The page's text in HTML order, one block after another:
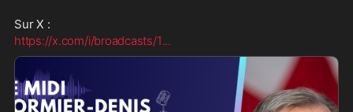
Sur X :
https://x.com/i/broadcasts/1...